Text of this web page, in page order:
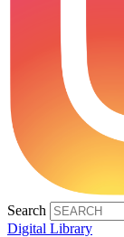
Search
Digital Library